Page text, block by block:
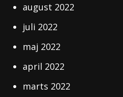
august 2022
juli 2022
maj 2022
april 2022
marts 2022